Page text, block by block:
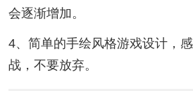
会逐渐增加。
4、简单的手绘风格游戏设计，
战，不要放弃。